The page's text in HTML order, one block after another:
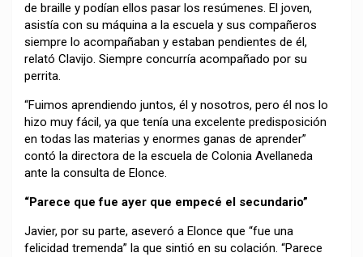
de braille y podían ellos pasar los resúmenes. El joven,
asistía con su máquina a la escuela y sus compañeros
siempre lo acompañaban y estaban pendientes de él,
relató Clavijo. Siempre concurría acompañado por su
perrita.
“Fuimos aprendiendo juntos, él y nosotros, pero él nos lo
hizo muy fácil, ya que tenía una excelente predisposición
en todas las materias y enormes ganas de aprender”
contó la directora de la escuela de Colonia Avellaneda
ante la consulta de Elonce.
“Parece que fue ayer que empecé el secundario”
Javier, por su parte, aseveró a Elonce que “fue una
felicidad tremenda” la que sintió en su colación. “Parece